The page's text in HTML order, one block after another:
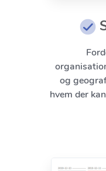
og
hvem der